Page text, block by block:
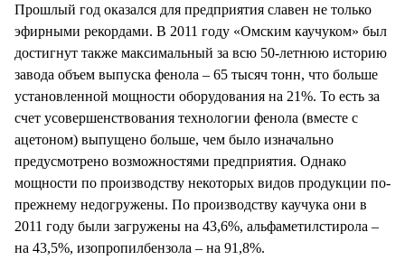
Прошлый год оказался для предприятия славен не только
эфирными рекордами. В 2011 году «Омским каучуком» был
достигнут также максимальный за всю 50-летнюю историю
завода объем выпуска фенола – 65 тысяч тонн, что больше
установленной мощности оборудования на 21%. То есть за
счет усовершенствования технологии фенола (вместе с
ацетоном) выпущено больше, чем было изначально
предусмотрено возможностями предприятия. Однако
мощности по производству некоторых видов продукции по-
прежнему недогружены. По производству каучука они в
2011 году были загружены на 43,6%, альфаметилстирола –
на 43,5%, изопропилбензола – на 91,8%.